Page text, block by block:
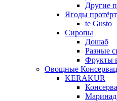
Другие
Ягоды
te Gusto
Сиропы
Дошаб
Разные
Фрукты
Овощные
KERAKUR